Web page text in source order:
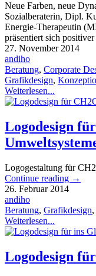
Neue Farben, neue
Sozialberaterin, Dipl.
Energie-Therapeutin
präsentiert sich
27. November 2014
andiho
Beratung, Corporate
Grafikdesign,
Weiterlesen...
Logodesign
Logogestaltung für
Continue reading →
26. Februar 2014
andiho
Beratung, Grafikdesign,
Weiterlesen...
Logodesign